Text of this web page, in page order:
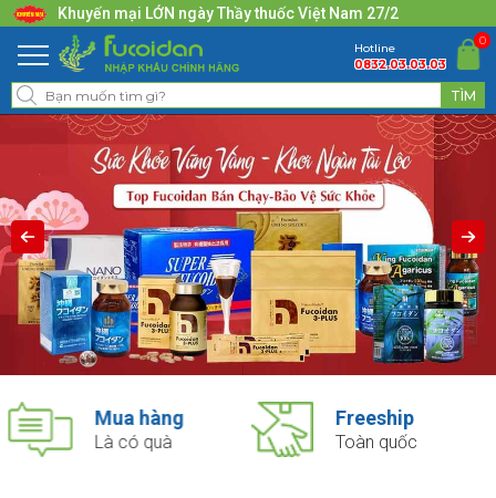
Khuyến mại LỚN ngày Thầy thuốc Việt Nam 27/2
0
Hotline
0832.03.03.03
Freeship
Toàn quốc
Tư vấn
Nhiệt tình